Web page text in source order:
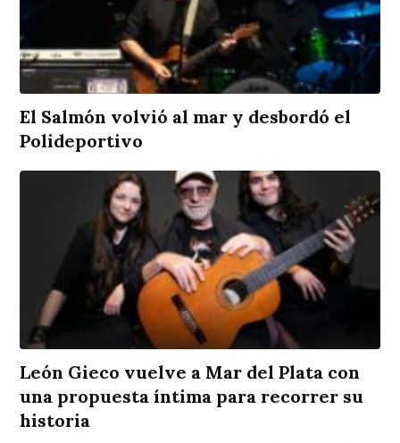
El Salmón volvió al mar y desbordó el
Polideportivo
León Gieco vuelve a Mar del Plata con
una propuesta íntima para recorrer su
historia